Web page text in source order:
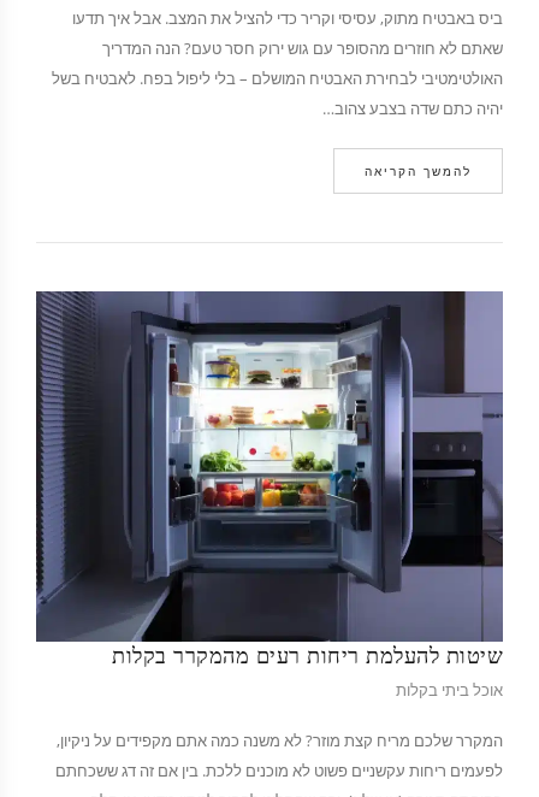
ביס באבטיח מתוק, עסיסי וקריר כדי להציל את המצב. אבל איך תדעו
שאתם לא חוזרים מהסופר עם גוש ירוק חסר טעם? הנה המדריך
האולטימטיבי לבחירת האבטיח המושלם – בלי ליפול בפח. לאבטיח בשל
יהיה כתם שדה בצבע צהוב…
להמשך הקריאה
שיטות להעלמת ריחות רעים מהמקרר בקלות
אוכל ביתי בקלות
המקרר שלכם מריח קצת מוזר? לא משנה כמה אתם מקפידים על ניקיון,
לפעמים ריחות עקשניים פשוט לא מוכנים ללכת. בין אם זה דג ששכחתם